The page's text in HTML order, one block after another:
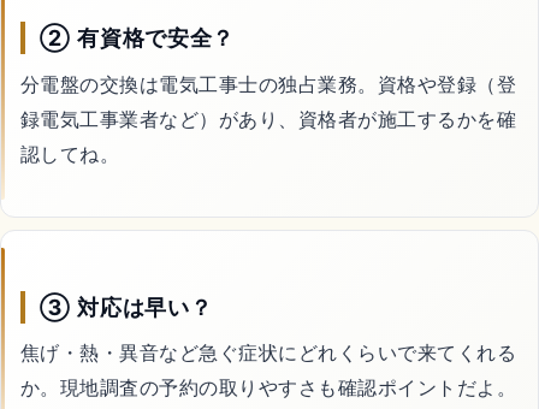
② 有資格で安全？
分電盤の交換は電気工事士の独占業務。資格や登録（登
録電気工事業者など）があり、資格者が施工するかを確
認してね。
③ 対応は早い？
焦げ・熱・異音など急ぐ症状にどれくらいで来てくれる
か。現地調査の予約の取りやすさも確認ポイントだよ。